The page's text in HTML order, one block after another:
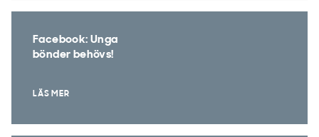
Facebook: Unga
bönder behövs!
LÄS MER